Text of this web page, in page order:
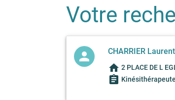
Votre
person CHARRIER Laurent
home 2 PLACE DE L
assignment Kinésithérapeute